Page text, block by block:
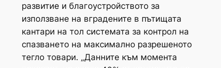
развитие и благоустройството за
използване на вградените в пътищата
кантари на тол системата за контрол на
спазването на максимално разрешеното
тегло товари. „Данните към момента